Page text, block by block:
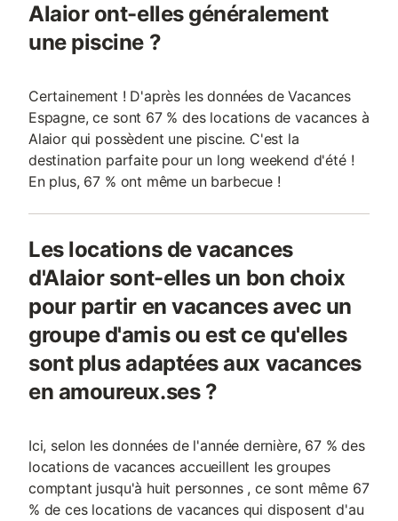
Alaior ont-elles généralement
une piscine ?
Certainement ! D'après les données de Vacances
Espagne, ce sont 67 % des locations de vacances à
Alaior qui possèdent une piscine. C'est la
destination parfaite pour un long weekend d'été !
En plus, 67 % ont même un barbecue !
Les locations de vacances
d'Alaior sont-elles un bon choix
pour partir en vacances avec un
groupe d'amis ou est ce qu'elles
sont plus adaptées aux vacances
en amoureux.ses ?
Ici, selon les données de l'année dernière, 67 % des
locations de vacances accueillent les groupes
comptant jusqu'à huit personnes , ce sont même 67
% de ces locations de vacances qui disposent d'au